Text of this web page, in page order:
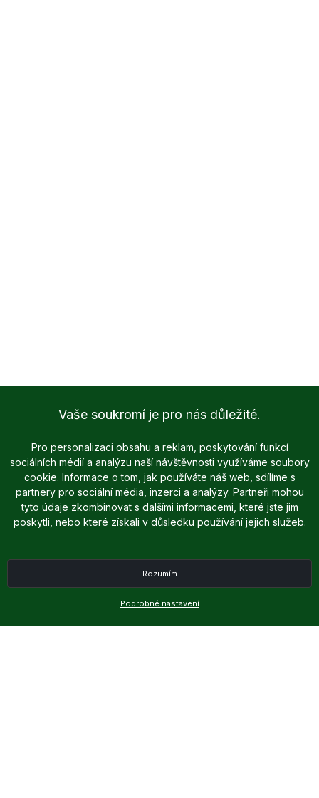
Vaše soukromí je pro nás důležité.
Pro personalizaci obsahu a reklam, poskytování funkcí
sociálních médií a analýzu naší návštěvnosti využíváme soubory
cookie. Informace o tom, jak používáte náš web, sdílíme s
partnery pro sociální média, inzerci a analýzy. Partneři mohou
tyto údaje zkombinovat s dalšími informacemi, které jste jim
poskytli, nebo které získali v důsledku používání jejich služeb.
Rozumím
Podrobné nastavení